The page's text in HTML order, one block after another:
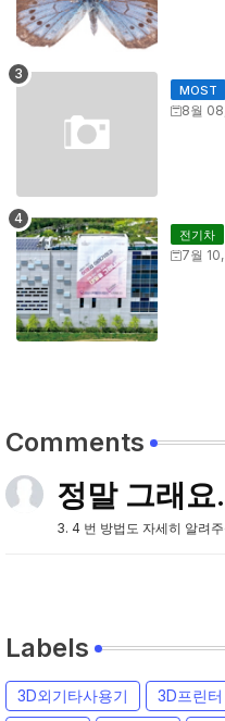
MOST
8월
전기차
7월
Comments
정말 그래요.
3. 4 번 방법도 자세히 알려
Labels
3D외기타사용기 3D프린터